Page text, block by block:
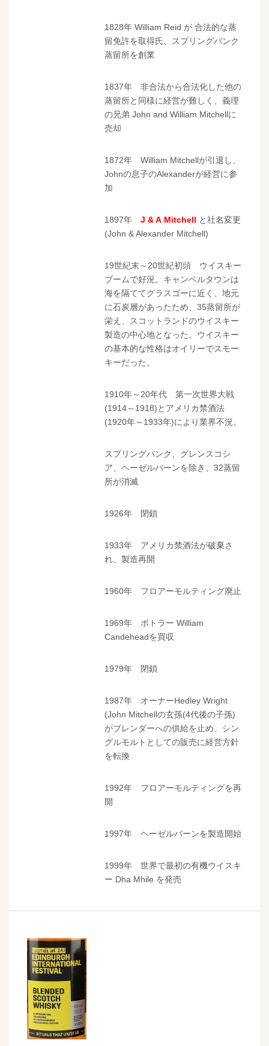
1828年 William Reid が 合法的な蒸
留免許を取得氏、スプリングバンク
蒸留所を創業
1837年 非合法から合法化した他の
蒸留所と同様に経営が難しく、義理
の兄弟 John and William Mitchellに
売却
1872年 William Mitchellが引退し、
Johnの息子のAlexanderが経営に参
加
1897年J & A Mitchell と社名変更
(John & Alexander Mitchell)
19世紀末～20世紀初頭 ウイスキー
ブームで好況。キャンベルタウンは
海を隔ててグラスゴーに近く、地元
に石炭層があったため、35蒸留所が
栄え、スコットランドのウイスキー
製造の中心地となった。ウイスキー
の基本的な性格はオイリーでスモー
キーだった。
1910年～20年代 第一次世界大戦
(1914～1918)とアメリカ禁酒法
(1920年～1933年)により業界不況。
スプリングバンク、グレンスコシ
ア、ヘーゼルバーンを除き、32蒸留
所が消滅
1926年 閉鎖
1933年 アメリカ禁酒法が破棄さ
れ、製造再開
1960年 フロアーモルティング廃止
1969年 ボトラー William
Candeheadを買収
1979年 閉鎖
1987年 オーナーHedley Wright
(John Mitchellの玄孫(4代後の子孫)
がブレンダーへの供給を止め、シン
グルモルトとしての販売に経営方針
を転換
1992年 フロアーモルティングを再
開
1997年 ヘーゼルバーンを製造開始
1999年 世界で最初の有機ウイスキ
ー Dha Mhile を発売